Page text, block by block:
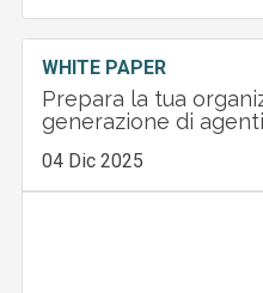
WHITE PAPER
Prepara la tua
generazione di
04 Dic 2025